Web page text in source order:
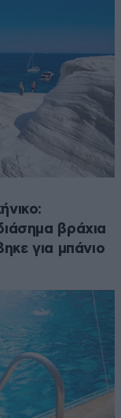
βράχια
για μπάνιο